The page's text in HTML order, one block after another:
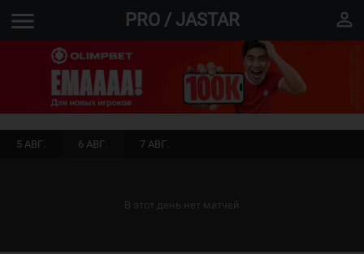
menu PRO / JASTAR perm_identity
5 АВГ. 6 АВГ. 7 АВГ.
В этот день нет матчей